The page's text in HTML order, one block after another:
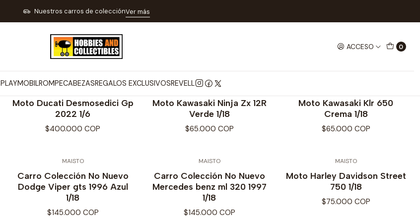
ACCESO 0
PLAYMOBILROMPECABEZASREGALOS EXCLUSIVOSREVELL
Nuestros carros de colecciónVer más
Inicio MARCAS MAISTO
MAISTO
Moto Ducati Desmosedici Gp
2022 1/6
$400.000 COP
MAISTO
Moto Kawasaki Ninja Zx 12R
Verde 1/18
$65.000 COP
Moto Kawasaki Klr 650
Crema 1/18
$65.000 COP
MAISTO
Carro Colección No Nuevo
Dodge Viper gts 1996 Azul
1/18
$145.000 COP
MAISTO
Carro Colección No Nuevo
Mercedes benz ml 320 1997
1/18
$145.000 COP
MAISTO
Moto Harley Davidson Street
750 1/18
$75.000 COP